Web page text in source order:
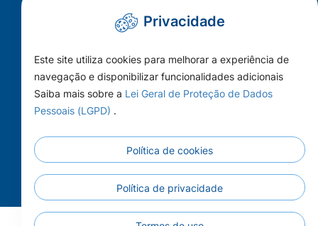
Mapa do Site
Conheça a Câmara
A Cidade
Principal
Publicações
Contato
Privacidade
Este site utiliza cookies para melhorar a experiência de
navegação e disponibilizar funcionalidades adicionais
Saiba mais sobre a Lei Geral de Proteção de Dados
Pessoais (LGPD) .
Política de cookies
Política de privacidade